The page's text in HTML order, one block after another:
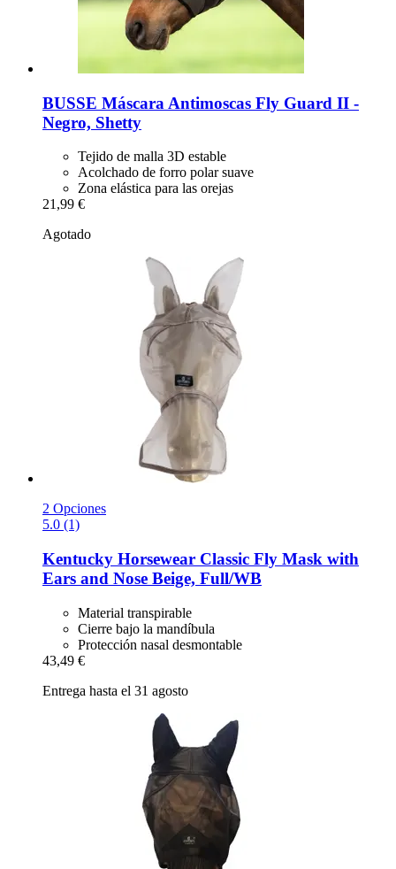
BUSSE Máscara Antimoscas Fly Guard II -​
Negro, Shetty
Tejido de malla 3D estable
Acolchado de forro polar suave
Zona elástica para las orejas
21,99 €
Agotado
2 Opciones
5.0 (1)
Kentucky Horsewear Classic Fly Mask with
Ears and Nose Beige, Full/WB
Material transpirable
Cierre bajo la mandíbula
Protección nasal desmontable
43,49 €
Entrega hasta el 31 agosto